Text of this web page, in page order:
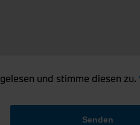
gelesen und stimme diesen zu.
Senden